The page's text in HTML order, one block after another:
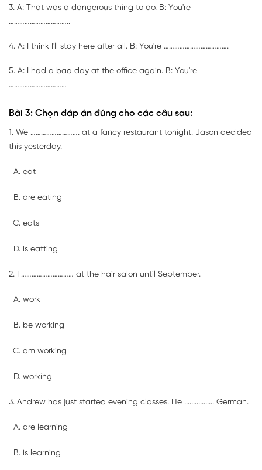
3. A: That was a dangerous thing to do. B: You're
……………………………..
4. A: I think I'll stay here after all. B: You're ……………………………….
5. A: I had a bad day at the office again. B: You're
……………………………
Bài 3: Chọn đáp án đúng cho các câu sau:
1. We ………………………. at a fancy restaurant tonight. Jason decided
this yesterday.
eat
are eating
eats
is eatting
2. I ………………………… at the hair salon until September.
work
be working
am working
working
3. Andrew has just started evening classes. He ................. German.
are learning
is learning